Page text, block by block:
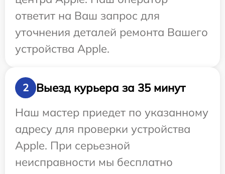
ответит на Ваш запрос для
уточнения деталей ремонта Вашего
устройства Apple.
2
Выезд курьера за 35 минут
Наш мастер приедет по указанному
адресу для проверки устройства
Apple. При серьезной
неисправности мы бесплатно